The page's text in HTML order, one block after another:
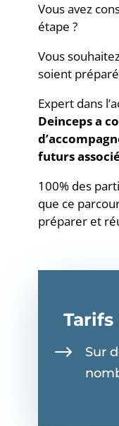
Vous avez
étape ?
Vous
soient
Expert dans
Deinceps a
futurs
100% des
que ce
préparer et
Tarifs
$
Sur